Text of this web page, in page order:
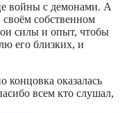
войны с демонами. А
собственном
силы и опыт, чтобы
его близких, и
концовка оказалась
всем кто слушал,